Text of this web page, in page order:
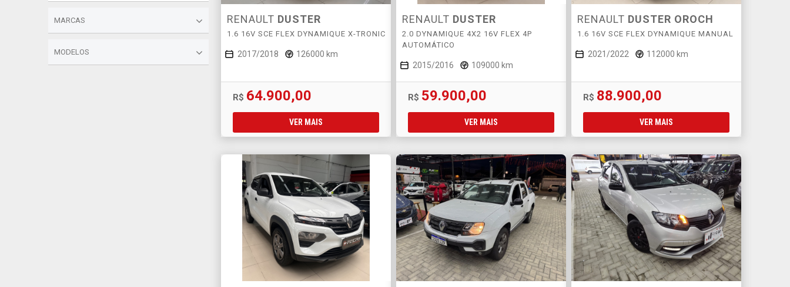
MARCAS
MODELOS
RENAULT DUSTER
1.6 16V SCE FLEX DYNAMIQUE X-TRONIC
2017/2018 126000 km
R$ 64.900,00
VER MAIS
RENAULT DUSTER
2.0 DYNAMIQUE 4X2 16V FLEX 4P
AUTOMÁTICO
2015/2016 109000 km
R$ 59.900,00
VER MAIS
RENAULT DUSTER OROCH
1.6 16V SCE FLEX DYNAMIQUE MANUAL
2021/2022 112000 km
R$ 88.900,00
VER MAIS